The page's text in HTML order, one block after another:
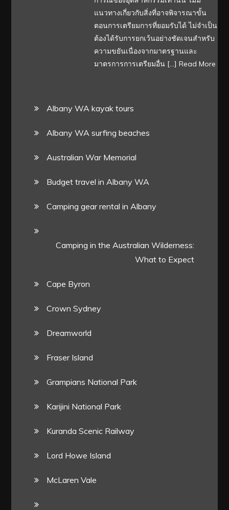
แนวทางเกี่ยวกับสิ่งที่อาจพิจารณาขั้น
ตอนการเตรียมการที่ยอมรับได้ ไม่จำเป็น
ต้องได้รับการยกเว้นอย่างชัดเจนสำหรับ
ความขยันเนื่องจากมาตรฐานและ
มาตรการการเตรียมอื่น […] Read More
Albany WA kayak tours
Albany WA surfing beaches
Australian War Memorial
Budget travel in Albany WA
Camping gear rental in Albany
Camping in the Australian Wilderness:
What to Expect
Cape Byron
Crown Sydney
Dreamworld
Fraser Island
Grampians National Park
Karijini National Park
Kuranda Scenic Railway
Lord Howe Island
McLaren Vale